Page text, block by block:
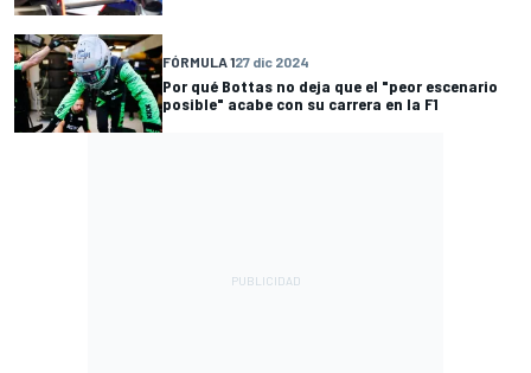
FÓRMULA 127 dic 2024
Por qué Bottas no deja que el "peor escenario
posible" acabe con su carrera en la F1